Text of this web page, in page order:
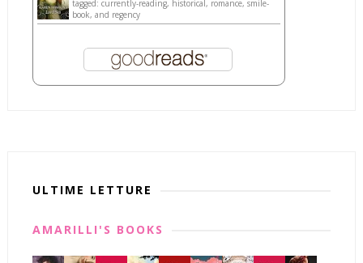
tagged: currently-reading, historical, romance, smile-
book, and regency
ULTIME LETTURE
AMARILLI'S BOOKS